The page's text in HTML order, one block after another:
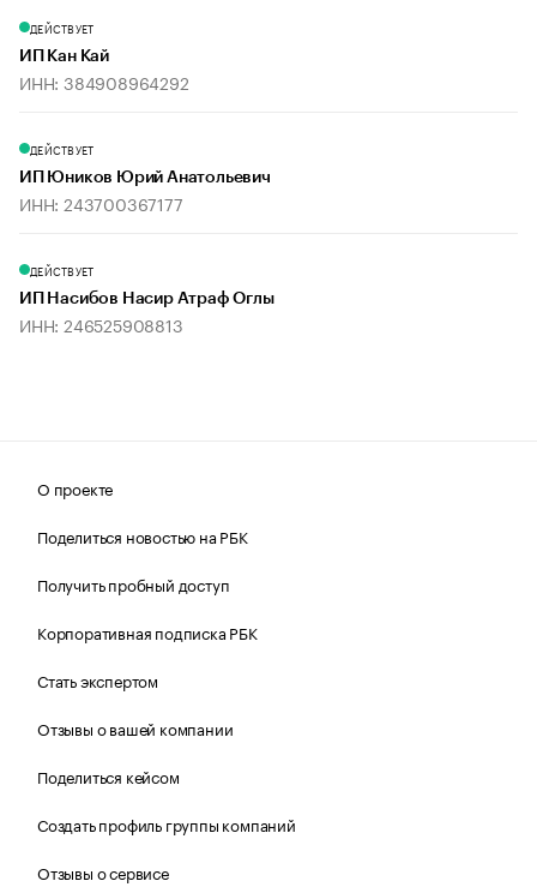
ДЕЙСТВУЕТ
ИП Кан Кай
ИНН: 384908964292
ДЕЙСТВУЕТ
ИП Юников Юрий Анатольевич
ИНН: 243700367177
ДЕЙСТВУЕТ
ИП Насибов Насир Атраф Оглы
ИНН: 246525908813
О проекте
Поделиться новостью на РБК
Получить пробный доступ
Корпоративная подписка РБК
Стать экспертом
Отзывы о вашей компании
Поделиться кейсом
Создать профиль группы компаний
Отзывы о сервисе